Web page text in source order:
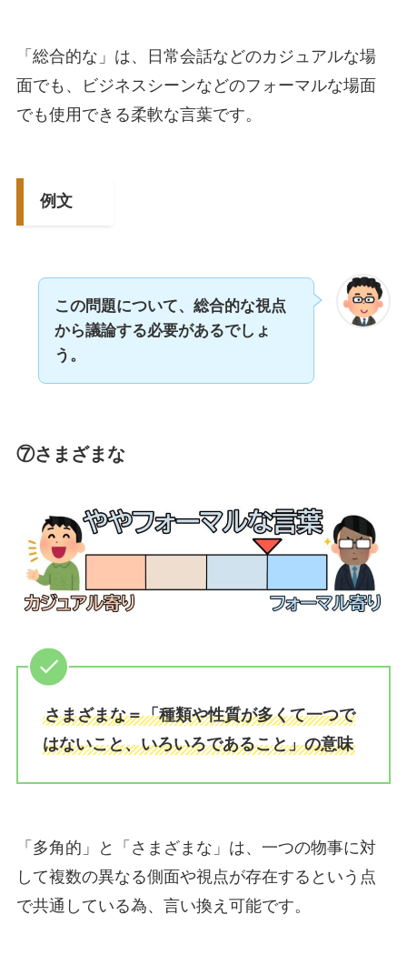
「総合的な」は、日常会話などのカジュアルな場
面でも、ビジネスシーンなどのフォーマルな場面
でも使用できる柔軟な言葉です。
例文
この問題について、総合的な視点
から議論する必要があるでしょ
う。
⑦さまざまな
さまざまな＝「種類や性質が多くて一つで
はないこと、いろいろであること」の意味
「多角的」と「さまざまな」は、一つの物事に対
して複数の異なる側面や視点が存在するという点
で共通している為、言い換え可能です。